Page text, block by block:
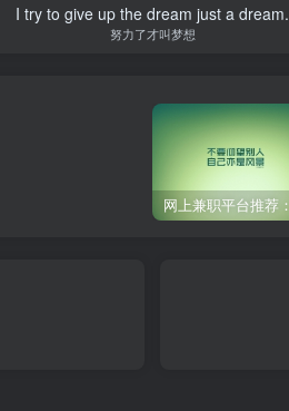
I try to give up the dream just a dream.
努力了才叫梦想